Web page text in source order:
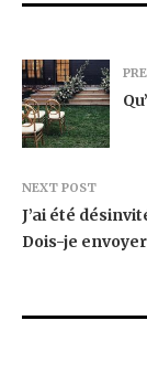
NEXT POST
J’ai été
Dois-je